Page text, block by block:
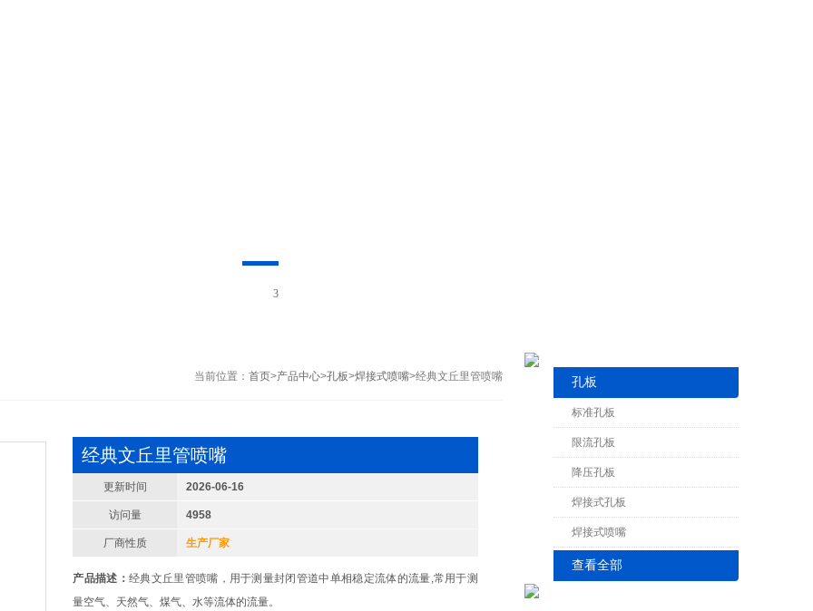
3
孔板
标准孔板
限流孔板
降压孔板
焊接式孔板
焊接式喷嘴
查看全部
当前位置： 首页>产品中心>孔板>焊接式喷嘴>经典文丘里管喷嘴
经典文丘里管喷嘴
更新时间 2026-06-16
访问量 4958
厂商性质 生产厂家
产品描述： 经典文丘里管喷嘴，用于测量封闭管道中单相稳定流体的流量,常用于测
量空气、天然气、煤气、水等流体的流量。